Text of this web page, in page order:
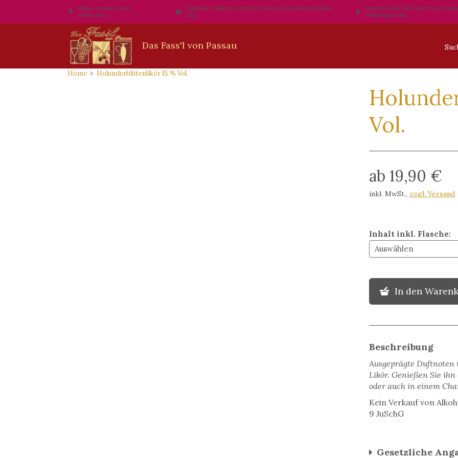
Immer wieder neues
entdecken
Optimale Qualität zu fairen Preisen für jeden und jeden
Tag
Besuchen Sie das Fass´l in der
Fußgängerzone
Home Holunderblütenlikör 15 % Vol.
Vol.
ab 19,90 €
inkl. MwSt., zzgl. Versand
Inhalt inkl. Flasche:
In den
Beschreibung
Ausgeprägte
Likör. Genießen Sie
oder auch in einem
Kein Verkauf von
9 JuSchG
Gesetzliche